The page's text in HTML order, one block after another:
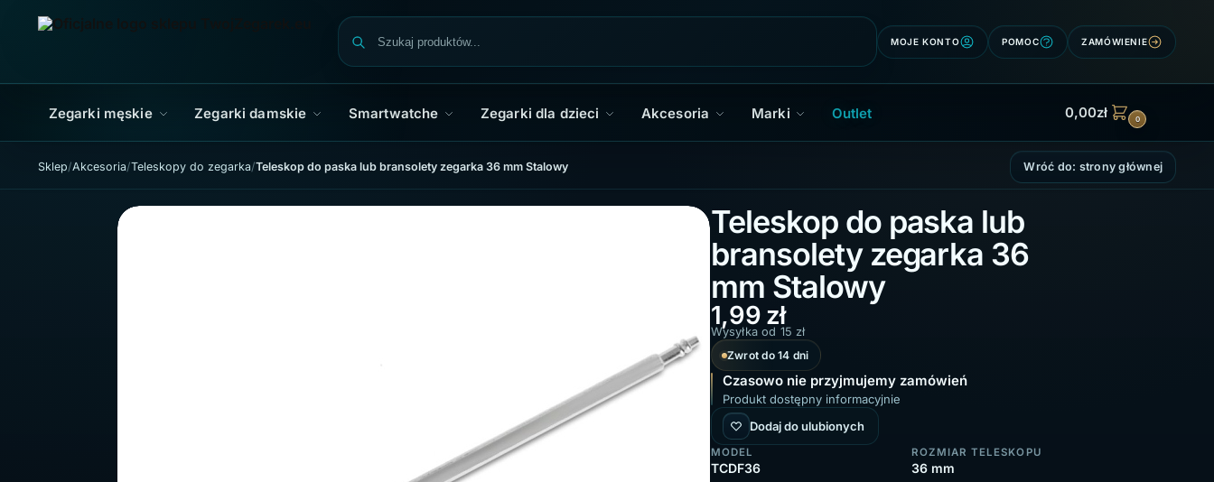
Szukaj
MOJE KONTO POMOC ZAMÓWIENIE
Zegarki męskie Zegarki damskie Smartwatche Zegarki dla dzieci Akcesoria Marki Outlet 0,00zł 0
Sklep Akcesoria Teleskopy do zegarka Teleskop do paska lub bransolety zegarka 36 mm Stalowy Wróć do: strony głównej
Teleskop do paska lub
bransolety zegarka 36
mm Stalowy
1,99 zł
Wysyłka od 15 zł
Zwrot do 14 dni
Czasowo nie przyjmujemy zamówień
Produkt dostępny informacyjnie
Dodaj do ulubionych
MODEL
TCDF36
ROZMIAR TELESKOPU
36 mm